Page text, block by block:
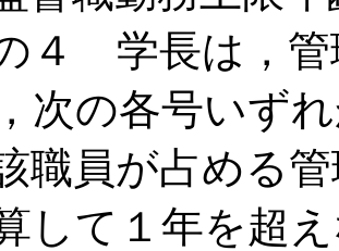
４ 学長は，管
次の各号いず
職員が占める
して１年を超